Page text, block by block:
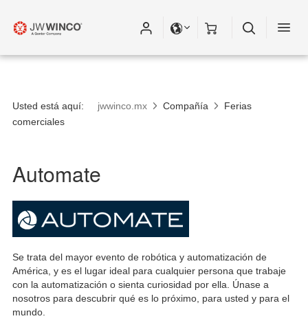
Usted está aquí: jwwinco.mx Compañía
Ferias
comerciales
Automate
Se trata del mayor evento de robótica y automatización de
América, y es el lugar ideal para cualquier persona que trabaje
con la automatización o sienta curiosidad por ella. Únase a
nosotros para descubrir qué es lo próximo, para usted y para el
mundo.